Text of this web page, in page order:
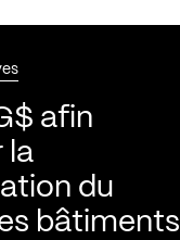
afin
la
du
bâtiments